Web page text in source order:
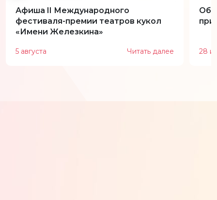
Афиша II Международного
фестиваля-премии театров кукол
«Имени Железкина»
5 августа Читать далее 28